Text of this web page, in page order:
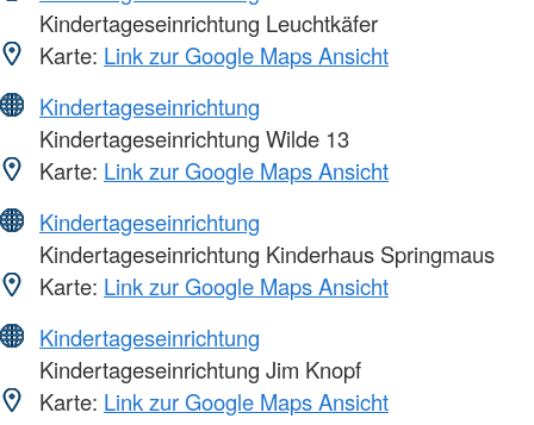
Kindertageseinrichtung Leuchtkäfer
Karte: Link zur Google Maps Ansicht
Kindertageseinrichtung
Kindertageseinrichtung Wilde 13
Karte: Link zur Google Maps Ansicht
Kindertageseinrichtung
Kindertageseinrichtung Kinderhaus Springmaus
Karte: Link zur Google Maps Ansicht
Kindertageseinrichtung
Kindertageseinrichtung Jim Knopf
Karte: Link zur Google Maps Ansicht